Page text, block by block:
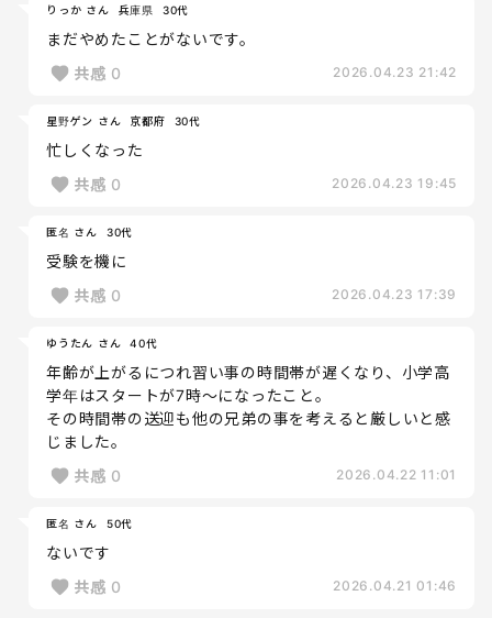
りっか さん 兵庫県 30代
まだやめたことがないです。
共感 0 2026.04.23 21:42
星野ゲン さん 京都府 30代
忙しくなった
共感 0 2026.04.23 19:45
匿名 さん 30代
受験を機に
共感 0 2026.04.23 17:39
ゆうたん さん 40代
年齢が上がるにつれ習い事の時間帯が遅くなり、小学高
学年はスタートが7時～になったこと。
その時間帯の送迎も他の兄弟の事を考えると厳しいと感
じました。
共感 0 2026.04.22 11:01
匿名 さん 50代
ないです
共感 0 2026.04.21 01:46